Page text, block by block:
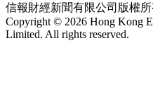
信報財經新聞有限公司版權所
Copyright © 2026 Hong Kong
Limited. All rights reserved.